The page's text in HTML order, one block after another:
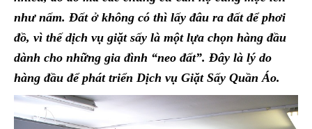
như nấm. Đất ở không có thì lấy đâu ra đất để phơi
đồ, vì thế dịch vụ giặt sấy là một lựa chọn hàng đầu
dành cho những gia đình “neo đất”. Đây là lý do
hàng đầu để phát triển Dịch vụ Giặt Sấy Quần Áo.